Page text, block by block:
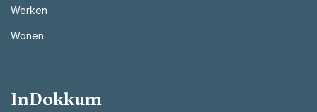
Werken
Wonen
InDokkum